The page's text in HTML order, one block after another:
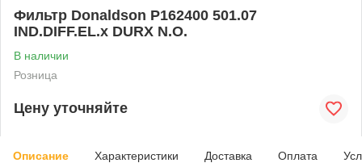
Фильтр Donaldson P162400 501.07
IND.DIFF.EL.x DURX N.O.
В наличии
Розница
Цену уточняйте
Описание Характеристики Доставка Оплата